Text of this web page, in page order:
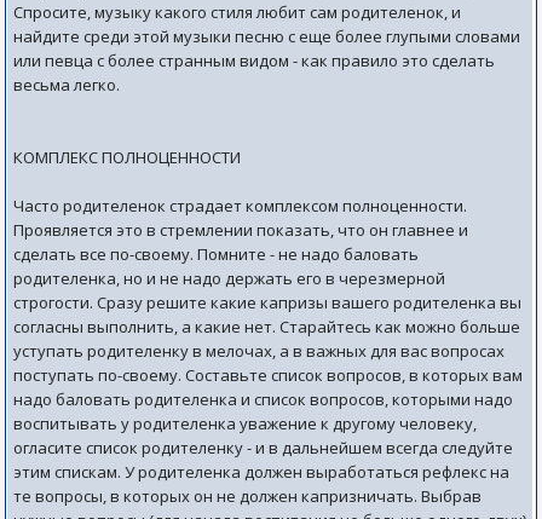
Спросите, музыку какого стиля любит сам родителенок, и
найдите среди этой музыки песню с еще более глупыми словами
или певца с более странным видом - как правило это сделать
весьма легко.
КОМПЛЕКС ПОЛНОЦЕННОСТИ
Часто родителенок страдает комплексом полноценности.
Проявляется это в стремлении показать, что он главнее и
сделать все по-своему. Помните - не надо баловать
родителенка, но и не надо держать его в черезмерной
строгости. Сразу решите какие капризы вашего родителенка вы
согласны выполнить, а какие нет. Старайтесь как можно больше
уступать родителенку в мелочах, а в важных для вас вопросах
поступать по-своему. Составьте список вопросов, в которых вам
надо баловать родителенка и список вопросов, которыми надо
воспитывать у родителенка уважение к другому человеку,
огласите список родителенку - и в дальнейшем всегда следуйте
этим спискам. У родителенка должен выработаться рефлекс на
те вопросы, в которых он не должен капризничать. Выбрав